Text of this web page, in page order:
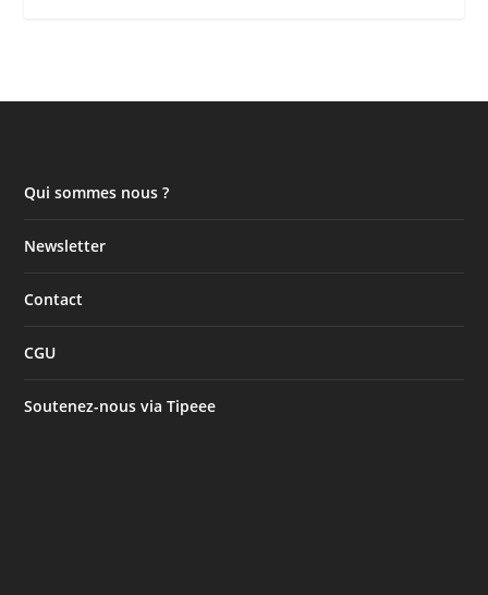
Qui sommes nous ?
Newsletter
Contact
CGU
Soutenez-nous via Tipeee